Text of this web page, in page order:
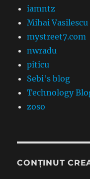
iamntz
Mihai Vasilescu
mystreet7.com
nwradu
piticu
Sebi's blog
Technology
zoso
CONȚINUT